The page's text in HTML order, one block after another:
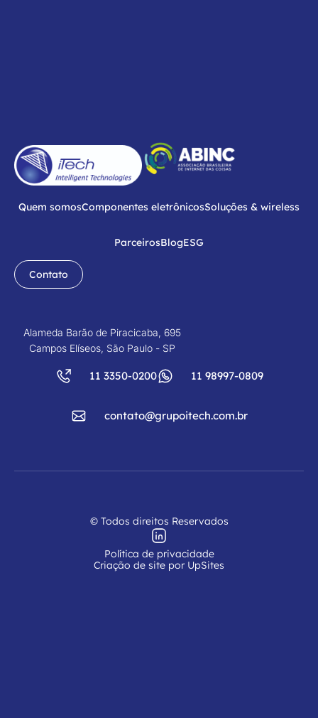
Quem somosComponentes eletrônicosSoluções & wireless
ParceirosBlogESG
Contato
Alameda Barão de Piracicaba, 695
Campos Elíseos, São Paulo - SP
11 3350-0200 11 98997-0809
contato@grupoitech.com.br
© Todos direitos Reservados
Política de privacidade
Criação de site por UpSites